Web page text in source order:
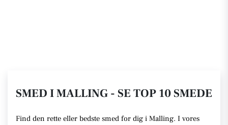
SMED I MALLING - SE TOP 10 SMEDE
Find den rette eller bedste smed for dig i Malling. I vores